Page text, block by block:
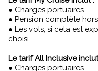
● Charges portuaires
● Pension complète
● Les vols, si cela est
choisi.
Le tarif All Inclusive
● Charges portuaires